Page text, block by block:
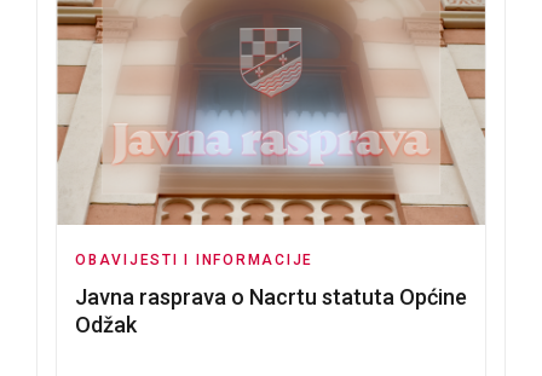
OBAVIJESTI I INFORMACIJE
Javna rasprava o Nacrtu statuta Općine
Odžak